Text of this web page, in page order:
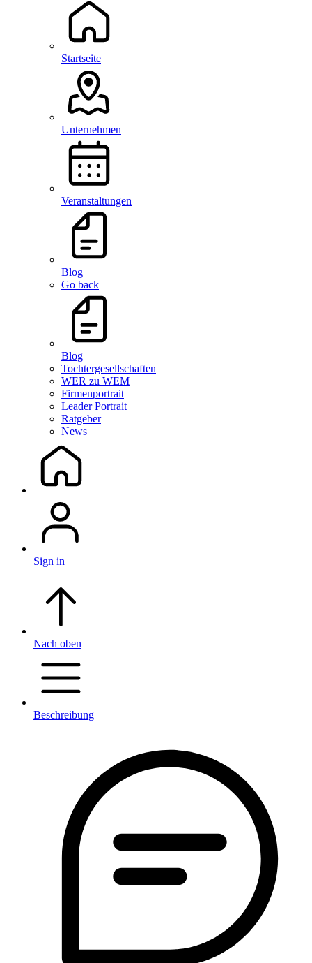
Startseite
Unternehmen
Veranstaltungen
Blog
Go back
Blog
Tochtergesellschaften
WER zu WEM
Firmenportrait
Leader Portrait
Ratgeber
News
Sign in
Nach oben
Beschreibung